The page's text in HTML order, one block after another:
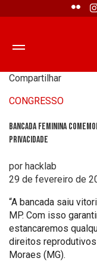
Compartilhar
CONGRESSO
Bancada feminina
privacidade
por hacklab
29 de fevereiro de
“A bancada saiu
MP. Com isso
estancaremos
direitos reprodutivos
Moraes (MG).